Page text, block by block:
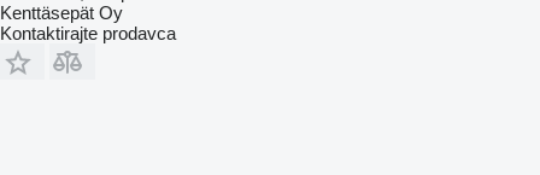
Kenttäsepät Oy
Kontaktirajte prodavca